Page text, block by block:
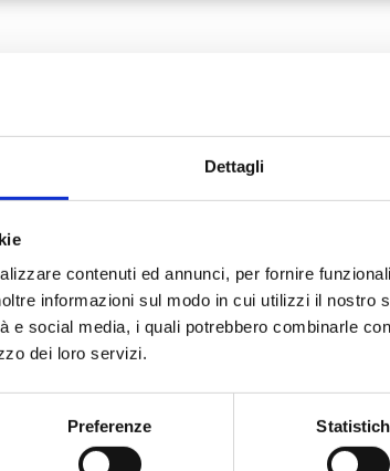
Dettagli
contenuti ed annunci, per fornire
informazioni sul modo in cui utilizzi il nostro
e social media, i quali potrebbero combinarle
dei loro servizi.
Preferenze
a
Nutrizione in
mammaa gestire in
l'aumento del peso in
delicata, con l'obiettivo
Nutrizione età